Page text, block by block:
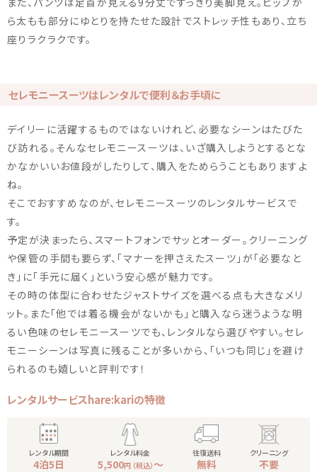
ら太もも部分にゆとりを持たせた設計でストレッチ性もあり、立ち
座りラクラクです。
セレモニースーツはレンタルで便利＆お手頃に
デイリーに活躍するものではないけれど、必要なシーンはたびた
び訪れる。そんなセレモニースーツは、いざ購入しようとするとな
かなかいいお値段がしたりして、購入をためらうこともありますよ
ね。
そこでおすすめなのが、セレモニースーツのレンタルサービスで
す。
予定が決まったら、スマートフォンでサッとオーダー。クリーニング
や保管の手間も要らず、「マナーを押さえたスーツ」が「必要なと
き」に「手元に届く」という安心感が魅力です。
その時の体型に合わせたジャストサイズを選べる点も大きなメリ
ット。また「他では着る機会がないかも」と購入なら迷うような明
るい色味のセレモニースーツでも、レンタルなら選びやすい。セレ
モニーシーンは写真に残ることが多いから、「いつも同じ」を避け
られるのも嬉しいと評判です！
レンタルサービスhare:kariの特徴
レンタル期間
4泊5日
レンタル料金
5,500円 （税込） 〜
往復送料
無料
クリーニング
不要